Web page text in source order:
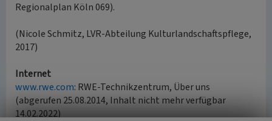
Regionalplan Köln 069).
(Nicole Schmitz, LVR-Abteilung Kulturlandschaftspflege,
2017)
Internet
www.rwe.com: RWE-Technikzentrum, Über uns
(abgerufen 25.08.2014, Inhalt nicht mehr verfügbar
14.02.2022)